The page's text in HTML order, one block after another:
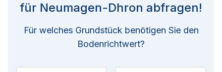
für Neumagen-Dhron abfragen!
Für welches Grundstück benötigen Sie den
Bodenrichtwert?